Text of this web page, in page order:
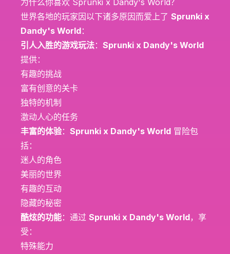
世界各地的玩家因以下诸多原因而爱上了 Sprunki x
Dandy's World：
引人入胜的游戏玩法： Sprunki x Dandy's World
提供：
有趣的挑战
富有创意的关卡
独特的机制
激动人心的任务
丰富的体验： Sprunki x Dandy's World 冒险包
括：
迷人的角色
美丽的世界
有趣的互动
隐藏的秘密
酷炫的功能：通过 Sprunki x Dandy's World，享
受：
特殊能力